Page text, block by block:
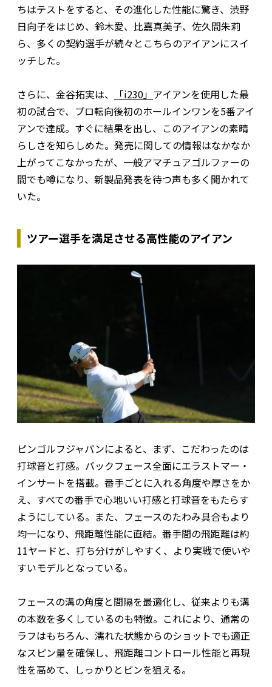
ちはテストをすると、その進化した性能に驚き、渋野
日向子をはじめ、鈴木愛、比嘉真美子、佐久間朱莉
ら、多くの契約選手が続々とこちらのアイアンにスイ
ッチした。
さらに、金谷拓実は、 「i230」 アイアンを使用した最
初の試合で、プロ転向後初のホールインワンを5番アイ
アンで達成。すぐに結果を出し、このアイアンの素晴
らしさを知らしめた。発売に関しての情報はなかなか
上がってこなかったが、一般アマチュアゴルファーの
間でも噂になり、新製品発表を待つ声も多く聞かれて
いた。
ツアー選手を満足させる高性能のアイアン
ピンゴルフジャパンによると、まず、こだわったのは
打球音と打感。バックフェース全面にエラストマー・
インサートを搭載。番手ごとに入れる角度や厚さをか
え、すべての番手で心地いい打感と打球音をもたらす
ようにしている。また、フェースのたわみ具合もより
均一になり、飛距離性能に直結。番手間の飛距離は約
11ヤードと、打ち分けがしやすく、より実戦で使いや
すいモデルとなっている。
フェースの溝の角度と間隔を最適化し、従来よりも溝
の本数を多くしているのも特徴。これにより、通常の
ラフはもちろん、濡れた状態からのショットでも適正
なスピン量を確保し、飛距離コントロール性能と再現
性を高めて、しっかりとピンを狙える。